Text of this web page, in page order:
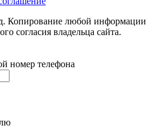
Копирование любой информации
согласия владельца сайта.
номер телефона